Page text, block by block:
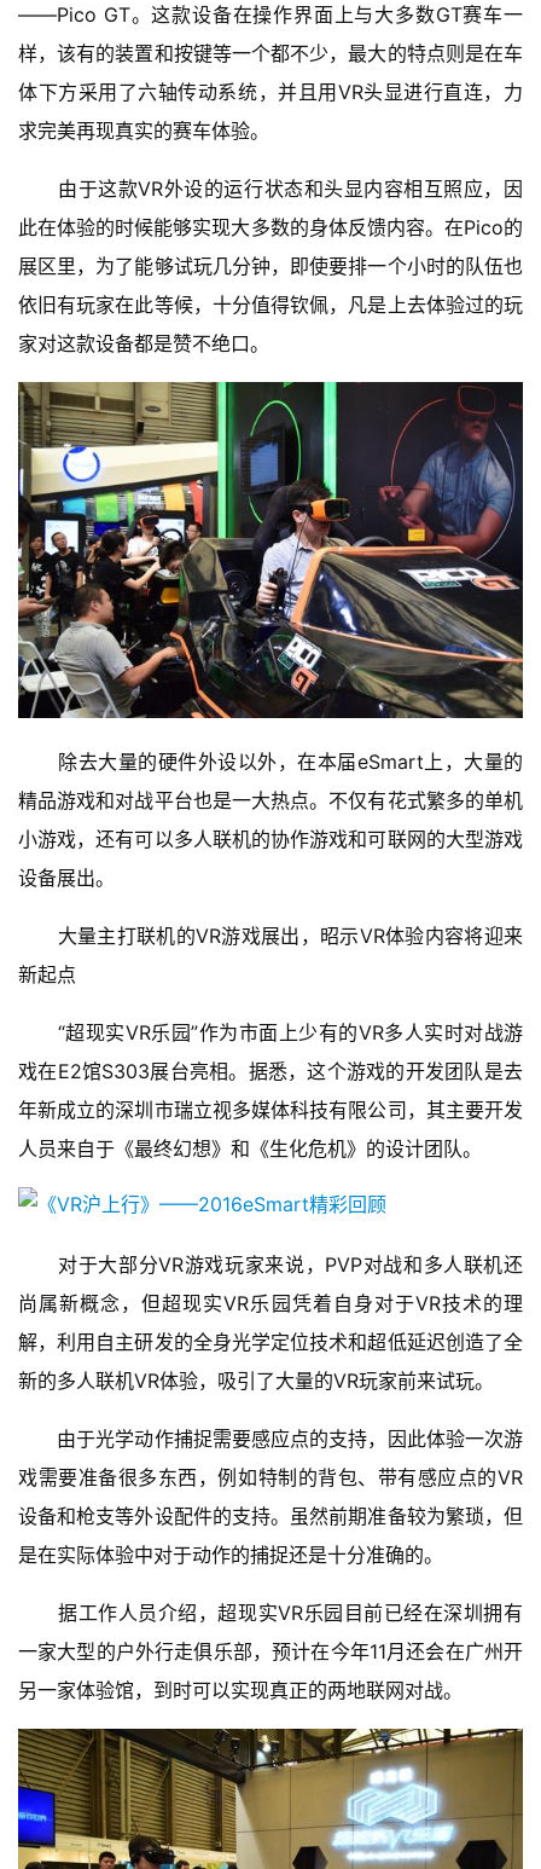
游
戏
闲
2
0
5
第
十
三
届
金
茶
奖
7
月
0
日
游
茶
对
会
上
海
文
(
中
——Pico GT。这款设备在操作界面上与大多数GT赛车一
样，该有的装置和按键等一个都不少，最大的特点则是在车
体下方采用了六轴传动系统，并且用VR头显进行直连，力
求完美再现真实的赛车体验。
由于这款VR外设的运行状态和头显内容相互照应，因
此在体验的时候能够实现大多数的身体反馈内容。在Pico的
展区里，为了能够试玩几分钟，即使要排一个小时的队伍也
依旧有玩家在此等候，十分值得钦佩，凡是上去体验过的玩
家对这款设备都是赞不绝口。
除去大量的硬件外设以外，在本届eSmart上，大量的
精品游戏和对战平台也是一大热点。不仅有花式繁多的单机
小游戏，还有可以多人联机的协作游戏和可联网的大型游戏
设备展出。
大量主打联机的VR游戏展出，昭示VR体验内容将迎来
新起点
“超现实VR乐园”作为市面上少有的VR多人实时对战游
戏在E2馆S303展台亮相。据悉，这个游戏的开发团队是去
年新成立的深圳市瑞立视多媒体科技有限公司，其主要开发
人员来自于《最终幻想》和《生化危机》的设计团队。
对于大部分VR游戏玩家来说，PVP对战和多人联机还
尚属新概念，但超现实VR乐园凭着自身对于VR技术的理
解，利用自主研发的全身光学定位技术和超低延迟创造了全
新的多人联机VR体验，吸引了大量的VR玩家前来试玩。
由于光学动作捕捉需要感应点的支持，因此体验一次游
戏需要准备很多东西，例如特制的背包、带有感应点的VR
设备和枪支等外设配件的支持。虽然前期准备较为繁琐，但
是在实际体验中对于动作的捕捉还是十分准确的。
据工作人员介绍，超现实VR乐园目前已经在深圳拥有
一家大型的户外行走俱乐部，预计在今年11月还会在广州开
另一家体验馆，到时可以实现真正的两地联网对战。